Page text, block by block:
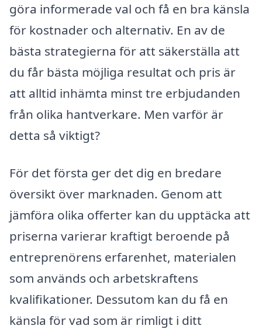
göra informerade val och få en bra känsla
för kostnader och alternativ. En av de
bästa strategierna för att säkerställa att
du får bästa möjliga resultat och pris är
att alltid inhämta minst tre erbjudanden
från olika hantverkare. Men varför är
detta så viktigt?
För det första ger det dig en bredare
översikt över marknaden. Genom att
jämföra olika offerter kan du upptäcka att
priserna varierar kraftigt beroende på
entreprenörens erfarenhet, materialen
som används och arbetskraftens
kvalifikationer. Dessutom kan du få en
känsla för vad som är rimligt i ditt